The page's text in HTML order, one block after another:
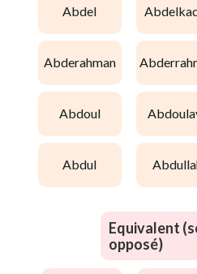
abdel
abderahman
abdoul
abdul
Equivalent
opposé)